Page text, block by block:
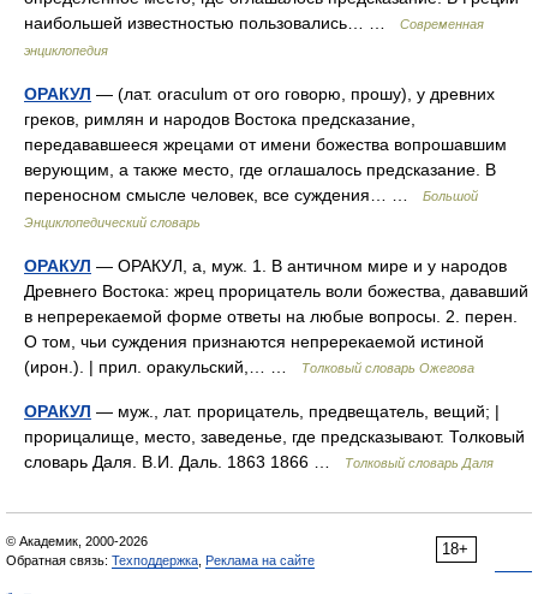
наибольшей известностью пользовались… …
Современная
энциклопедия
ОРАКУЛ — (лат. oraculum от oro говорю, прошу), у древних
греков, римлян и народов Востока предсказание,
передававшееся жрецами от имени божества вопрошавшим
верующим, а также место, где оглашалось предсказание. В
переносном смысле человек, все суждения… …
Большой
Энциклопедический словарь
ОРАКУЛ — ОРАКУЛ, а, муж. 1. В античном мире и у народов
Древнего Востока: жрец прорицатель воли божества, дававший
в непререкаемой форме ответы на любые вопросы. 2. перен.
О том, чьи суждения признаются непререкаемой истиной
(ирон.). | прил. оракульский,… …
Толковый словарь Ожегова
ОРАКУЛ — муж., лат. прорицатель, предвещатель, вещий; |
прорицалище, место, заведенье, где предсказывают. Толковый
словарь Даля. В.И. Даль. 1863 1866 …
Толковый словарь Даля
18+
© Академик, 2000-2026
Обратная связь: Техподдержка Реклама на сайте